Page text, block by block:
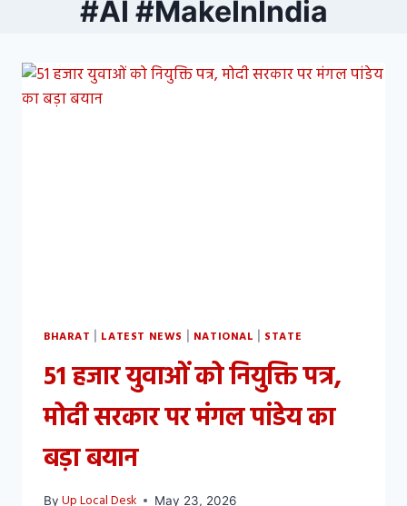
#AI #MakeInIndia
BHARAT LATEST NEWS NATIONAL STATE
51 हजार युवाओं को नियुक्ति पत्र,
मोदी सरकार पर मंगल पांडेय का
बड़ा बयान
By Up Local Desk May 23, 2026